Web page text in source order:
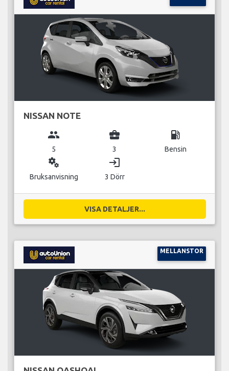
NISSAN NOTE
group
5
business_center
3
local_gas_station
Bensin
miscellaneous_services
Bruksanvisning
login
3 Dörr
VISA DETALJER...
MELLANSTOR